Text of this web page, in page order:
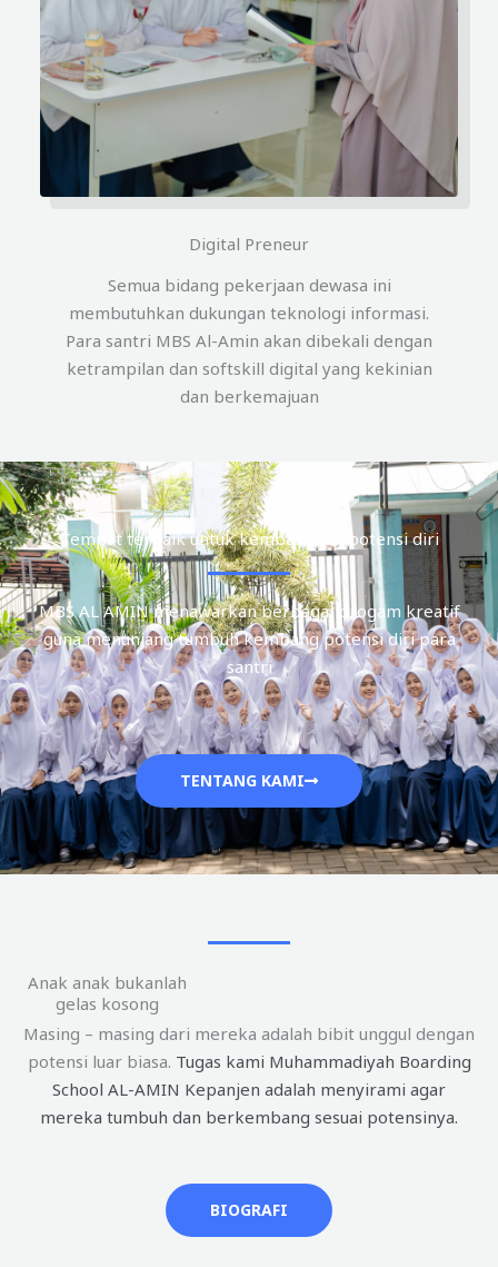
Digital Preneur
Semua bidang pekerjaan dewasa ini
membutuhkan dukungan teknologi informasi.
Para santri MBS Al-Amin akan dibekali dengan
ketrampilan dan softskill digital yang kekinian
dan berkemajuan
Tempat terbaik untuk kembangkan potensi diri
MBS AL AMIN menawarkan berbagai progam kreatif
guna menunjang tumbuh kembang potensi diri para
santri
TENTANG KAMI
Anak anak bukanlah
gelas kosong
Masing – masing dari mereka adalah bibit unggul dengan
potensi luar biasa. Tugas kami Muhammadiyah Boarding
School AL-AMIN Kepanjen adalah menyirami agar
mereka tumbuh dan berkembang sesuai potensinya.
BIOGRAFI